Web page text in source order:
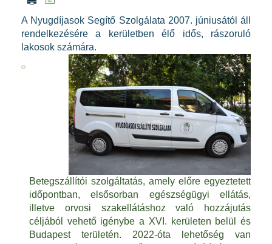
A Nyugdíjasok Segítő Szolgálata 2007. júniusától áll
rendelkezésére a kerületben élő idős, rászoruló
lakosok számára.
Betegszállítói szolgáltatás, amely előre egyeztetett
időpontban, elsősorban egészségügyi ellátás,
illetve orvosi szakellátáshoz való hozzájutás
céljából vehető igénybe a XVI. kerületen belül és
Budapest területén. 2022-óta lehetőség van